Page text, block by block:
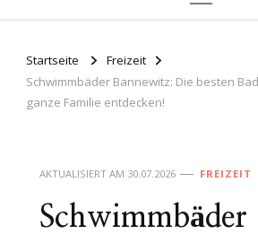
Startseite
Freizeit
Schwimmbäder Bannewitz: Die besten
ganze Familie entdecken!
AKTUALISIERT AM 30.07.2026 FREIZEIT
Schwimmbäder